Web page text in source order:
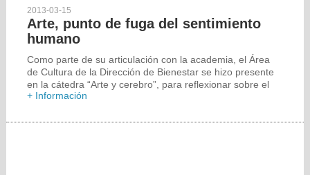
2013-03-15
Arte, punto de fuga del sentimiento
humano
Como parte de su articulación con la academia, el Área
de Cultura de la Dirección de Bienestar se hizo presente
en la cátedra “Arte y cerebro”, para reflexionar sobre el
+ Información